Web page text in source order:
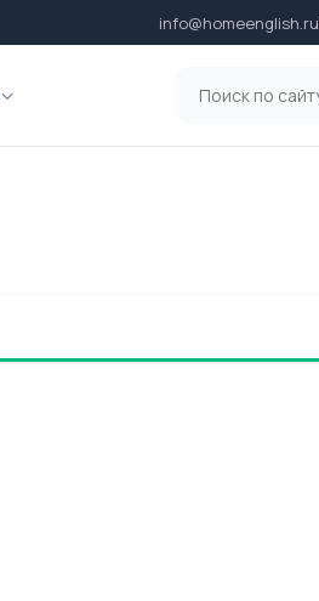
info@homeenglish.ru